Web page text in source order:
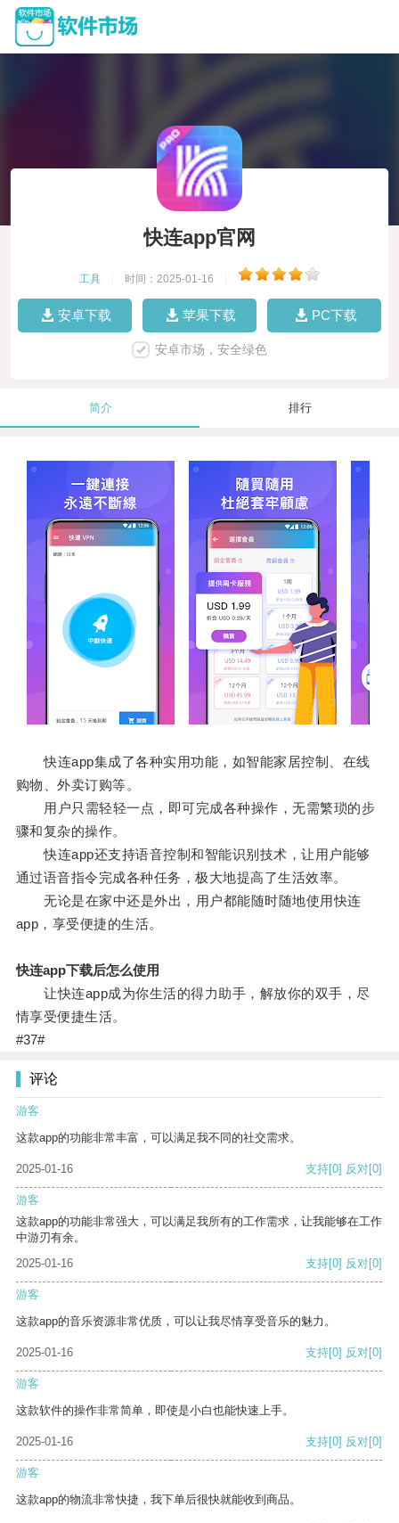
快连app官网
工具 时间：2025-01-16
安卓下载 苹果下载 PC下载
安卓市场，安全绿色
简介 排行
快连app集成了各种实用功能，如智能家居控制、在线
购物、外卖订购等。
用户只需轻轻一点，即可完成各种操作，无需繁琐的步
骤和复杂的操作。
快连app还支持语音控制和智能识别技术，让用户能够
通过语音指令完成各种任务，极大地提高了生活效率。
无论是在家中还是外出，用户都能随时随地使用快连
app，享受便捷的生活。
快连app下载后怎么使用
让快连app成为你生活的得力助手，解放你的双手，尽
情享受便捷生活。
#37#
评论
游客
这款app的功能非常丰富，可以满足我不同的社交需求。
2025-01-16 支持[0] 反对[0]
游客
这款app的功能非常强大，可以满足我所有的工作需求，让我能够在工作
中游刃有余。
2025-01-16
支持[0] 反对[0]
游客
这款app的音乐资源非常优质，可以让我尽情享受音乐的魅力。
2025-01-16 支持[0] 反对[0]
游客
这款软件的操作非常简单，即使是小白也能快速上手。
2025-01-16 支持[0] 反对[0]
游客
这款app的物流非常快捷，我下单后很快就能收到商品。